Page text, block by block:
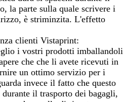
la parte sulla quale scrivere i
è striminzita. L'effetto
clienti Vistaprint:
i vostri prodotti imballandoli
che che li avete ricevuti in
un ottimo servizio per i
invece il fatto che questo
il trasporto dei bagagli,